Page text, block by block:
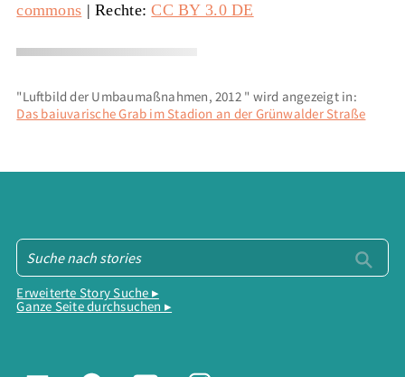
commons | Rechte:CC BY 3.0 DE
"Luftbild der Umbaumaßnahmen, 2012 " wird angezeigt in:
Das baiuvarische Grab im Stadion an der Grünwalder Straße
Erweiterte Story Suche ▸
Ganze Seite durchsuchen ▸